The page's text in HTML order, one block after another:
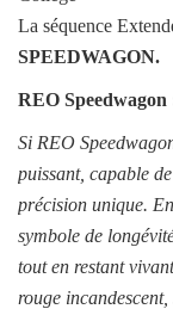
La séquence
SPEEDWAGON.
REO
Si REO
puissant, capable
précision unique.
symbole de
tout en restant
rouge